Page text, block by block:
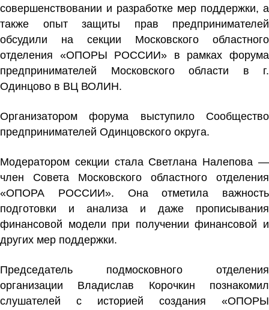
совершенствовании и разработке мер поддержки, а
также опыт защиты прав предпринимателей
обсудили на секции Московского областного
отделения «ОПОРЫ РОССИИ» в рамках форума
предпринимателей Московского области в г.
Одинцово в ВЦ ВОЛИН.
Организатором форума выступило Сообщество
предпринимателей Одинцовского округа.
Модератором секции стала Светлана Налепова —
член Совета Московского областного отделения
«ОПОРА РОССИИ». Она отметила важность
подготовки и анализа и даже прописывания
финансовой модели при получении финансовой и
других мер поддержки.
Председатель подмосковного отделения
организации Владислав Корочкин познакомил
слушателей с историей создания «ОПОРЫ